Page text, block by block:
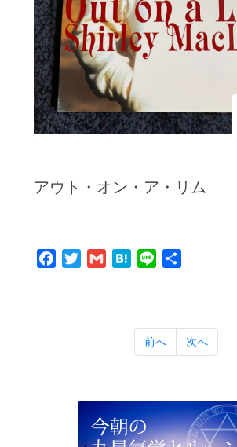
アウト・オン・ア・リム
Facebook
TwitterGmail Hatena
Line
前へ 次へ